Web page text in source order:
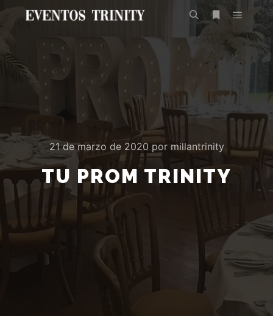
21 de marzo de 2020 por millantrinity
TU PROM TRINITY